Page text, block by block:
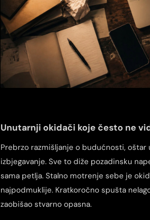
Unutarnji okidači koje često ne
Prebrzo razmišljanje o budućnosti, oštar
izbjegavanje. Sve to diže pozadinsku
sama petlja. Stalno motrenje sebe je
najpodmuklije. Kratkoročno spušta
zaobišao stvarno opasna.